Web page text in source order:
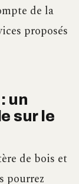
de la
proposés
un
sur le
de bois et
pourrez